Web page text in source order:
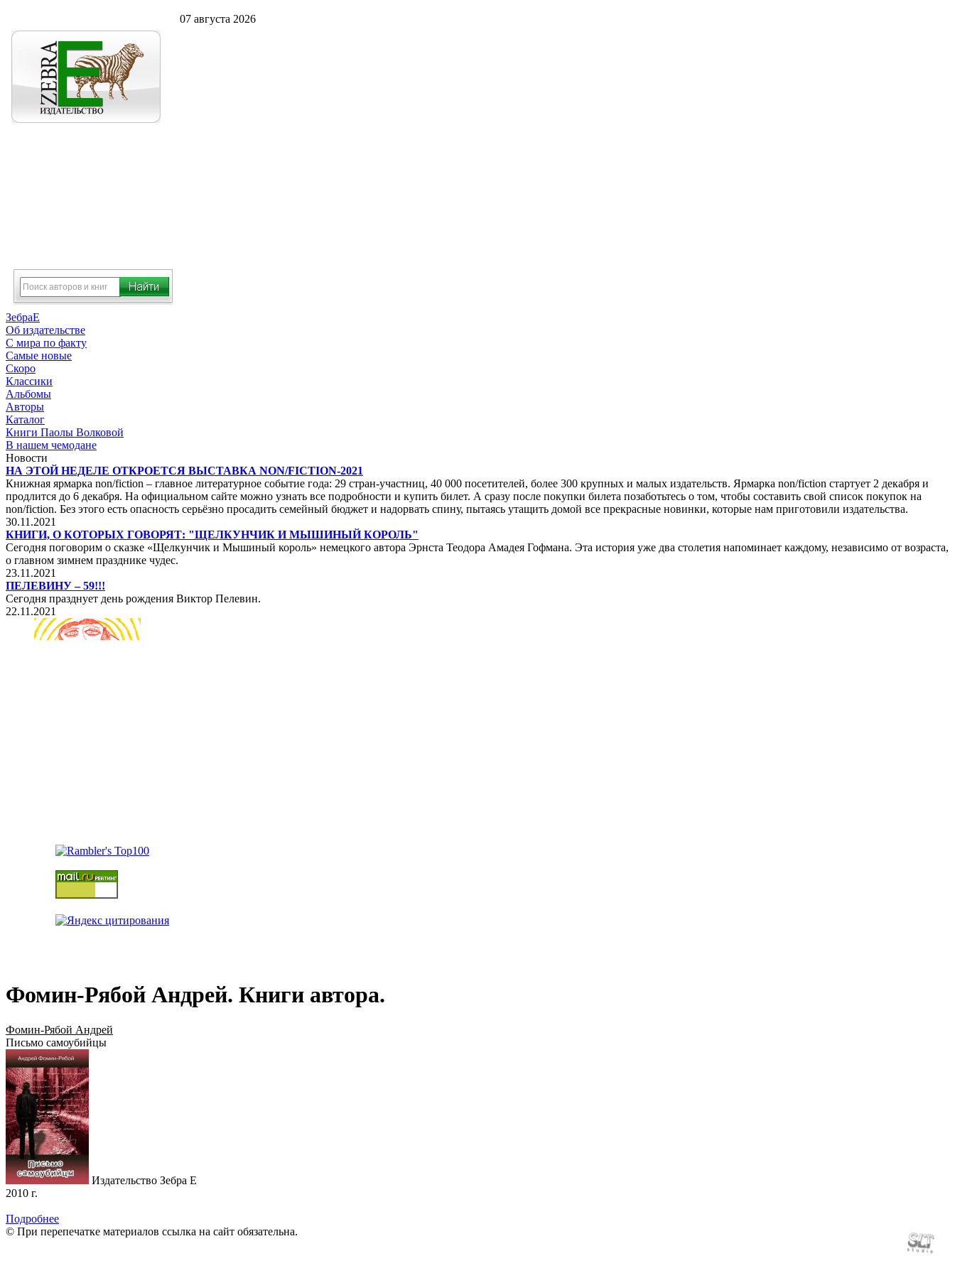
07 августа 2026
ЗебраЕ
Об издательстве
С мира по факту
Самые новые
Скоро
Классики
Альбомы
Авторы
Каталог
Книги Паолы Волковой
В нашем чемодане
Новости
НА ЭТОЙ НЕДЕЛЕ ОТКРОЕТСЯ ВЫСТАВКА NON/FICTION-2021
Книжная ярмарка non/fiction – главное литературное событие года: 29 стран-участниц, 40 000 посетителей, более 300 крупных и малых издательств. Ярмарка non/fiction стартует 2 декабря и
продлится до 6 декабря. На официальном сайте можно узнать все подробности и купить билет. А сразу после покупки билета позаботьтесь о том, чтобы составить свой список покупок на
non/fiction. Без этого есть опасность серьёзно просадить семейный бюджет и надорвать спину, пытаясь утащить домой все прекрасные новинки, которые нам приготовили издательства.
30.11.2021
КНИГИ, О КОТОРЫХ ГОВОРЯТ: "ЩЕЛКУНЧИК И МЫШИНЫЙ КОРОЛЬ"
Сегодня поговорим о сказке «Щелкунчик и Мышиный король» немецкого автора Эрнста Теодора Амадея Гофмана. Эта история уже два столетия напоминает каждому, независимо от возраста,
о главном зимнем празднике чудес.
23.11.2021
ПЕЛЕВИНУ – 59!!!
Сегодня празднует день рождения Виктор Пелевин.
22.11.2021
Фомин-Рябой Андрей. Книги автора.
Фомин-Рябой Андрей
Письмо самоубийцы
Издательство Зебра Е
2010 г.
Подробнее
© При перепечатке материалов ссылка на сайт обязательна.